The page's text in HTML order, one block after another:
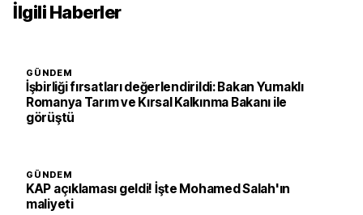
İlgili Haberler
GÜNDEM
İşbirliği fırsatları değerlendirildi: Bakan Yumaklı
Romanya Tarım ve Kırsal Kalkınma Bakanı ile
görüştü
GÜNDEM
KAP açıklaması geldi! İşte Mohamed Salah'ın
maliyeti